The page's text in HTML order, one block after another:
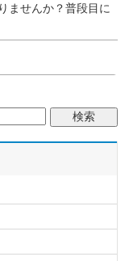
ませんか？普段目に